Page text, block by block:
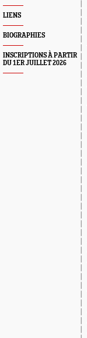
LIENS
BIOGRAPHIES
INSCRIPTIONS À PARTIR
DU 1ER JUILLET 2026